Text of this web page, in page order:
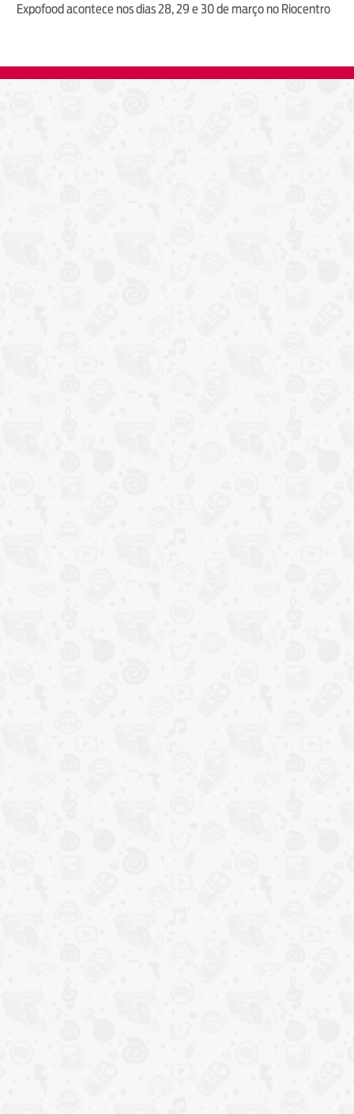
Expofood acontece nos dias 28, 29 e 30 de março no Riocentro